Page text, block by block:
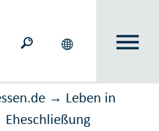
→ Leben in
Eheschließung